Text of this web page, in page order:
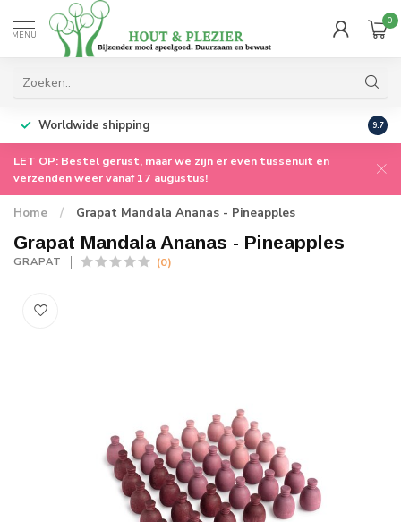
MENU
0
Worldwide shipping 9.7
LET OP: Bestel gerust, maar we zijn er even tussenuit en
verzenden weer vanaf 17 augustus!
Home / Grapat Mandala Ananas - Pineapples
Grapat Mandala Ananas - Pineapples
GRAPAT (0)